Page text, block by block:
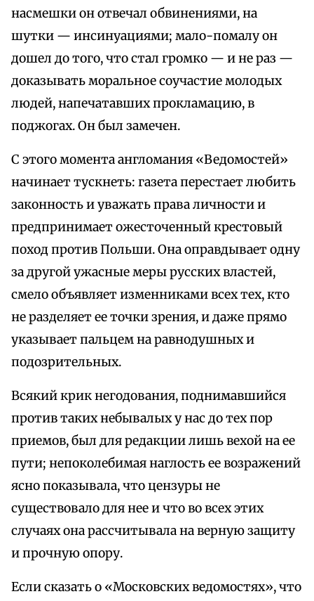
насмешки он отвечал обвинениями, на
шутки — инсинуациями; мало-помалу он
дошел до того, что стал громко — и не раз —
доказывать моральное соучастие молодых
людей, напечатавших прокламацию, в
поджогах. Он был замечен.
С этого момента англомания «Ведомостей»
начинает тускнеть: газета перестает любить
законность и уважать права личности и
предпринимает ожесточенный крестовый
поход против Польши. Она оправдывает одну
за другой ужасные меры русских властей,
смело объявляет изменниками всех тех, кто
не разделяет ее точки зрения, и даже прямо
указывает пальцем на равнодушных и
подозрительных.
Всякий крик негодования, поднимавшийся
против таких небывалых у нас до тех пор
приемов, был для редакции лишь вехой на ее
пути; непоколебимая наглость ее возражений
ясно показывала, что цензуры не
существовало для нее и что во всех этих
случаях она рассчитывала на верную защиту
и прочную опору.
Если сказать о «Московских ведомостях», что